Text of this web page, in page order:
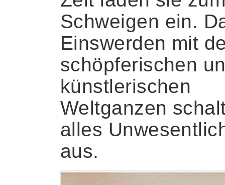
Schweigen ein.
Einswerden mit
schöpferischen
künstlerischen
Weltganzen
alles
aus.